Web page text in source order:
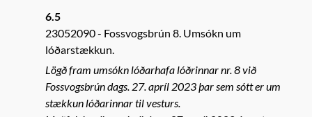
6.5
23052090
Fossvogsbrún 8. Umsókn um
lóðarstækkun.
Lögð fram umsókn lóðarhafa lóðrinnar nr. 8 við
Fossvogsbrún dags. 27. apríl 2023 þar sem sótt er um
stækkun lóðarinnar til vesturs.